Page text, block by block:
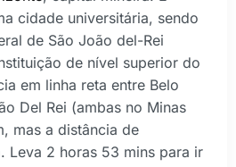
cidade universitária, sendo
de São João del-Rei
de nível superior do
em linha reta entre Belo
Del Rei (ambas no Minas
mas a distância de
Leva 2 horas 53 mins para ir